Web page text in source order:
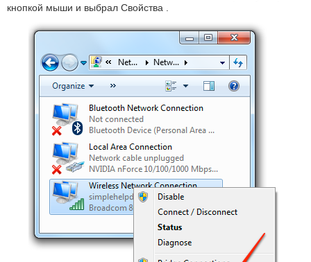
кнопкой мыши и выбрал Свойства